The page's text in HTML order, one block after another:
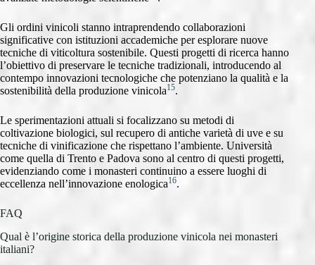
Gli ordini vinicoli stanno intraprendendo collaborazioni
significative con istituzioni accademiche per esplorare nuove
tecniche di viticoltura sostenibile. Questi progetti di ricerca hanno
l’obiettivo di preservare le tecniche tradizionali, introducendo al
contempo innovazioni tecnologiche che potenziano la qualità e la
sostenibilità della produzione vinicola15.
Le sperimentazioni attuali si focalizzano su metodi di
coltivazione biologici, sul recupero di antiche varietà di uve e su
tecniche di vinificazione che rispettano l’ambiente. Università
come quella di Trento e Padova sono al centro di questi progetti,
evidenziando come i monasteri continuino a essere luoghi di
eccellenza nell’innovazione enologica16.
FAQ
Qual è l’origine storica della produzione vinicola nei monasteri
italiani?